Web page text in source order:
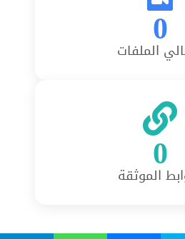
0
الملفات
0الموثقة